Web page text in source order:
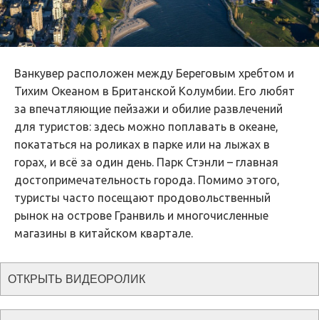
Ванкувер расположен между Береговым хребтом и
Тихим Океаном в Британской Колумбии. Его любят
за впечатляющие пейзажи и обилие развлечений
для туристов: здесь можно поплавать в океане,
покататься на роликах в парке или на лыжах в
горах, и всё за один день. Парк Стэнли – главная
достопримечательность города. Помимо этого,
туристы часто посещают продовольственный
рынок на острове Гранвиль и многочисленные
магазины в китайском квартале.
ОТКРЫТЬ ВИДЕОРОЛИК